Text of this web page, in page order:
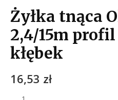
Żyłka tnąca
2,4/15m
kłębek
16,53 zł